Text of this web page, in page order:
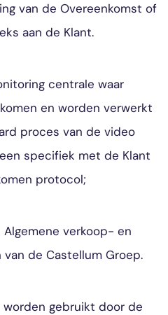
van de Overeenkomst of
aan de Klant.
centrale waar
en worden verwerkt
proces van de video
specifiek met de Klant
protocol;
Algemene verkoop- en
de Castellum Groep.
worden gebruikt door de